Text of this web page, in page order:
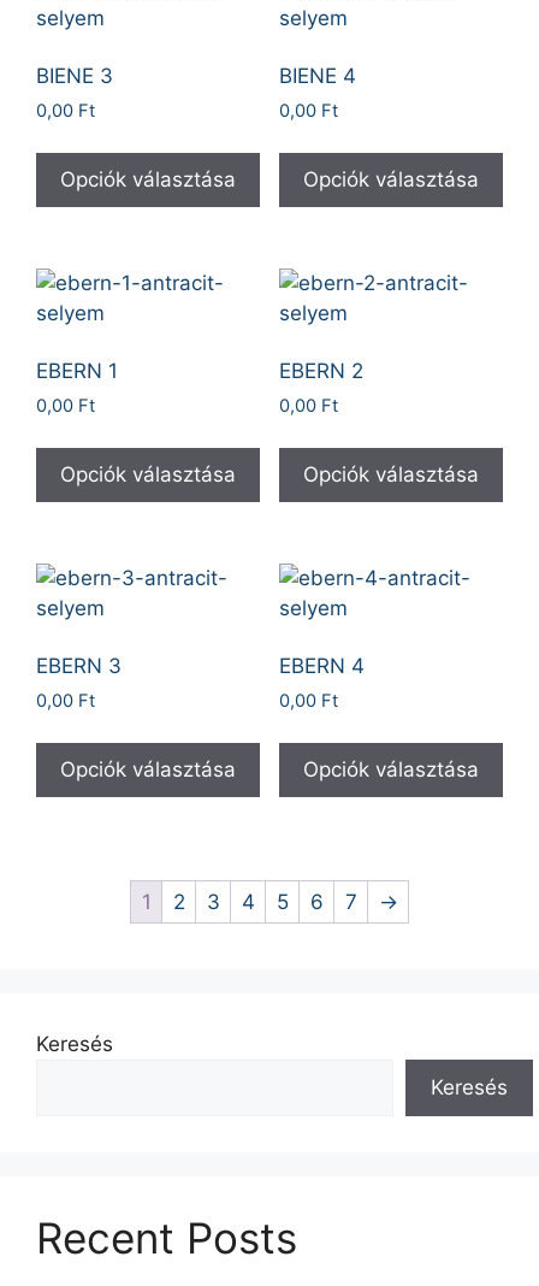
BIENE 3
0,00 Ft
Opciók választása
BIENE 4
0,00 Ft
Opciók választása
EBERN 1
0,00 Ft
Opciók választása
EBERN 2
0,00 Ft
Opciók választása
EBERN 3
0,00 Ft
Opciók választása
EBERN 4
0,00 Ft
Opciók választása
1 2 3 4 5 6 7 →
Keresés
Keresés
Recent Posts